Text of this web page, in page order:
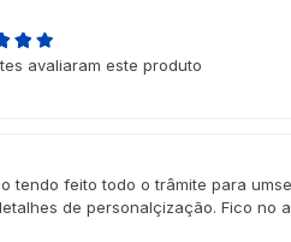
avaliaram este produto
tendo feito todo o trâmite para
de personalçização. Fico no